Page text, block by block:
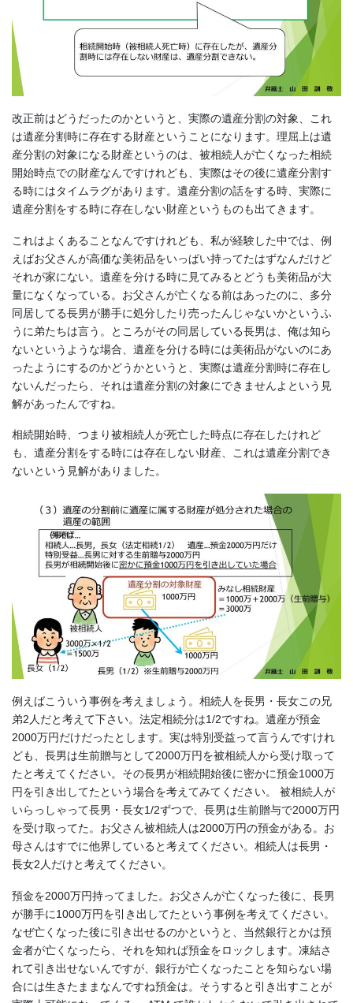
改正前はどうだったのかというと、実際の遺産分割の対象、これ
は遺産分割時に存在する財産ということになります。理屈上は遺
産分割の対象になる財産というのは、被相続人が亡くなった相続
開始時点での財産なんですけれども、実際はその後に遺産分割す
る時にはタイムラグがあります。遺産分割の話をする時、実際に
遺産分割をする時に存在しない財産というものも出てきます。
これはよくあることなんですけれども、私が経験した中では、例
えばお父さんが高価な美術品をいっぱい持ってたはずなんだけど
それが家にない。遺産を分ける時に見てみるとどうも美術品が大
量になくなっている。お父さんが亡くなる前はあったのに、多分
同居してる長男が勝手に処分したり売ったんじゃないかというふ
うに弟たちは言う。ところがその同居している長男は、俺は知ら
ないというような場合、遺産を分ける時には美術品がないのにあ
ったようにするのかどうかというと、実際は遺産分割時に存在し
ないんだったら、それは遺産分割の対象にできませんよという見
解があったんですね。
相続開始時、つまり被相続人が死亡した時点に存在したけれど
も、遺産分割をする時には存在しない財産、これは遺産分割でき
ないという見解がありました。
例えばこういう事例を考えましょう。相続人を長男・長女この兄
弟2人だと考えて下さい。法定相続分は1/2ですね。遺産が預金
2000万円だけだったとします。実は特別受益って言うんですけれ
ども、長男は生前贈与として2000万円を被相続人から受け取って
たと考えてください。その長男が相続開始後に密かに預金1000万
円を引き出してたという場合を考えてみてください。 被相続人が
いらっしゃって長男・長女1/2ずつで、長男は生前贈与で2000万円
を受け取ってた。お父さん被相続人は2000万円の預金がある。お
母さんはすでに他界していると考えてください。相続人は長男・
長女2人だけと考えてください。
預金を2000万円持ってました。お父さんが亡くなった後に、長男
が勝手に1000万円を引き出してたという事例を考えてください。
なぜ亡くなった後に引き出せるのかというと、当然銀行とかは預
金者が亡くなったら、それを知れば預金をロックします。凍結さ
れて引き出せないんですが、銀行が亡くなったことを知らない場
合には生きたままなんですね預金は。そうすると引き出すことが